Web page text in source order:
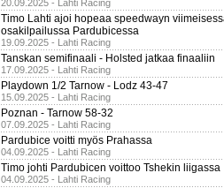
20.09.2025 - Lahti Racing
Timo Lahti ajoi hopeaa speedwayn
osakilpailussa Pardubicessa
19.09.2025 - Lahti Racing
Tanskan semifinaali - Holsted jatkaa finaaliin
17.09.2025 - Lahti Racing
Playdown 1/2 Tarnow - Lodz 43-47
15.09.2025 - Lahti Racing
Poznan - Tarnow 58-32
07.09.2025 - Lahti Racing
Pardubice voitti myös Prahassa
04.09.2025 - Lahti Racing
Timo johti Pardubicen voittoo Tshekin liigassa
04.09.2025 - Lahti Racing